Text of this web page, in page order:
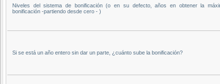
Niveles del sistema de bonificación (o en su defecto, años en obtener la
bonificación -partiendo desde cero - )
Si se está un año entero sin dar un parte, ¿cuánto sube la bonificación?